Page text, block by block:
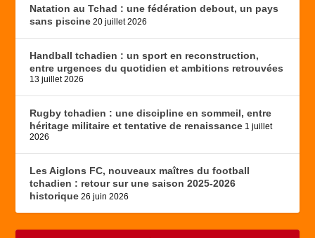
Natation au Tchad : une fédération debout, un pays
sans piscine 20 juillet 2026
Handball tchadien : un sport en reconstruction,
entre urgences du quotidien et ambitions retrouvées
13 juillet 2026
Rugby tchadien : une discipline en sommeil, entre
héritage militaire et tentative de renaissance 1 juillet
2026
Les Aiglons FC, nouveaux maîtres du football
tchadien : retour sur une saison 2025-2026
historique 26 juin 2026